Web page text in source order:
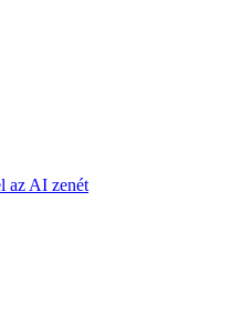
az AI zenét